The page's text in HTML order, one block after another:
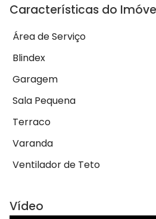
Características do
Área de Serviço
Blindex
Garagem
Sala Pequena
Terraco
Varanda
Ventilador de Teto
Vídeo